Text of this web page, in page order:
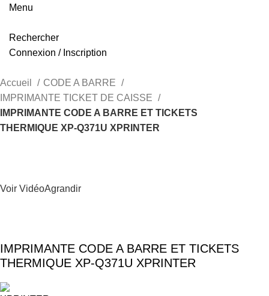
Menu
Rechercher
Connexion / Inscription
Accueil
CODE A BARRE
IMPRIMANTE TICKET DE CAISSE
IMPRIMANTE CODE A BARRE ET TICKETS
THERMIQUE XP-Q371U XPRINTER
Voir VidéoAgrandir
IMPRIMANTE CODE A BARRE ET TICKETS
THERMIQUE XP-Q371U XPRINTER